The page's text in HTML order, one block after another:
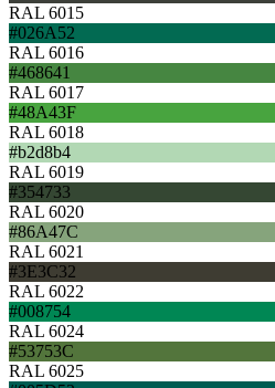
RAL 6015
#026A52
RAL 6016
#468641
RAL 6017
#48A43F
RAL 6018
#b2d8b4
RAL 6019
#354733
RAL 6020
#86A47C
RAL 6021
#3E3C32
RAL 6022
#008754
RAL 6024
#53753C
RAL 6025